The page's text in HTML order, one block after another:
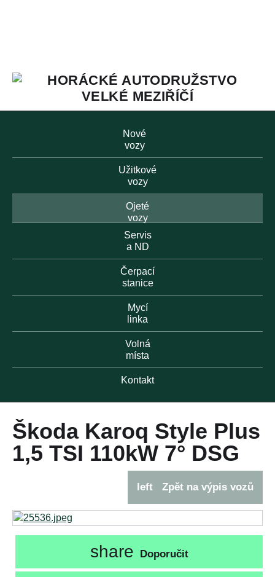
Nové
vozy
Užitkové
vozy
Ojeté
vozy
Servis
a ND
Čerpací
stanice
Mycí
linka
Volná
místa
Kontakt
Škoda Karoq Style Plus
1,5 TSI 110kW 7° DSG
left Zpět na výpis vozů
share Doporučit